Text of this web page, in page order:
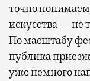
точно
искусства — не
По масштабу
публика
уже немного